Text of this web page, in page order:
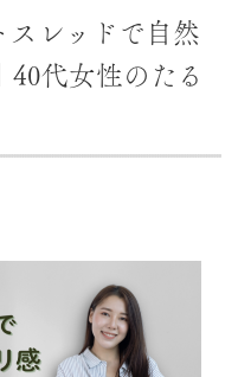
スレッドで自然
40代女性のたる